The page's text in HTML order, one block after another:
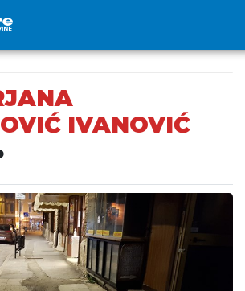
IVANOVIĆ